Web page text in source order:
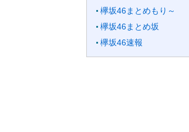
欅坂46まとめもり～
欅坂46まとめ坂
欅坂46速報